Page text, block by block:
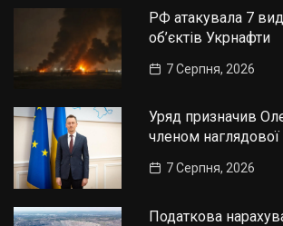
РФ атакувала 7
об’єктів Укрнафти
7 Серпня, 2026
Уряд призначив
членом
7 Серпня, 2026
Податкова